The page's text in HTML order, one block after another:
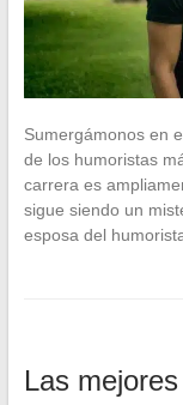
Sumergámonos en
de los humoristas
carrera es
sigue siendo un
esposa del
Las